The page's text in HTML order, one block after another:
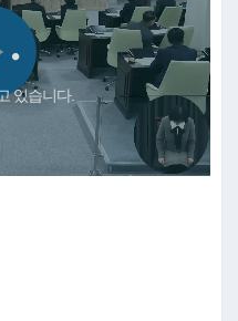
있습니다.